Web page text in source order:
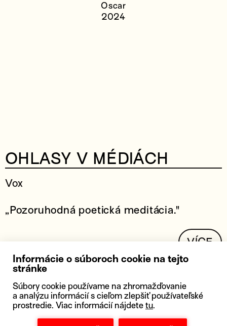
Oscar
2024
OHLASY V MÉDIÁCH
Vox
VÍCE
„Pozoruhodná poetická meditácia."
RogerEbert.com
„Hodné kín IMAX."
Informácie o súboroch cookie na tejto
stránke
Súbory cookie používame na zhromažďovanie
a analýzu informácií s cieľom zlepšiť používateľské
prostredie. Viac informácií nájdete tu.